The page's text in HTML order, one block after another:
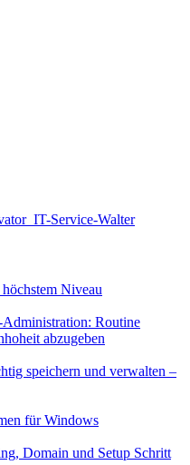
Niveau
Routine
abzugeben
speichern und verwalten –
für Windows
Domain und Setup Schritt